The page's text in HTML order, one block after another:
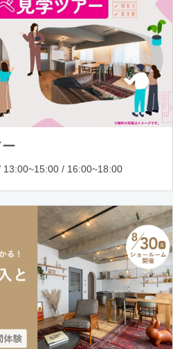
/ 16:00~18:00